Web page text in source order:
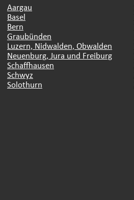
Aargau
Basel
Bern
Graubünden
Luzern, Nidwalden, Obwalden
Neuenburg, Jura und Freiburg
Schaffhausen
Schwyz
Solothurn